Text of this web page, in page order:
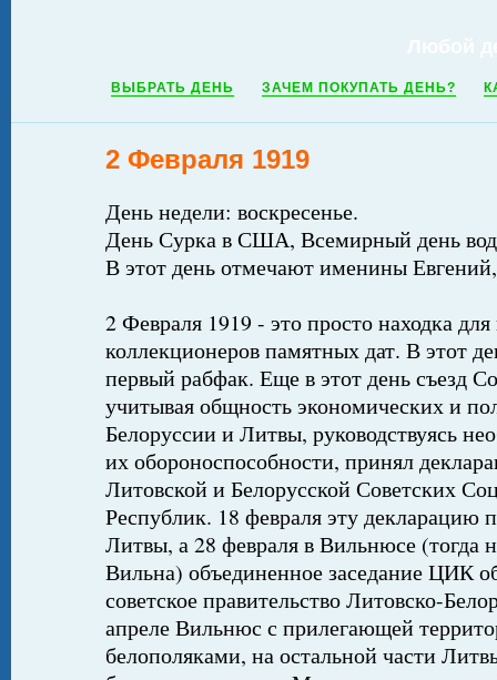
ВЫБРАТЬ ДЕНЬ ЗАЧЕМ ПОКУПАТЬ ДЕНЬ?
2 Февраля 1919
День недели: воскресенье.
День Сурка в США, Всемирный день
В этот день отмечают именины
2 Февраля 1919 - это просто находка
коллекционеров памятных дат. В этот
первый рабфак. Еще в этот день съезд
учитывая общность экономических и
Белоруссии и Литвы, руководствуясь
их обороноспособности, принял
Литовской и Белорусской Советских
Республик. 18 февраля эту декларацию
Литвы, а 28 февраля в Вильнюсе (тогда
Вильна) объединенное заседание ЦИК
советское правительство Литовско-
апреле Вильнюс с прилегающей
белополяками, на остальной части